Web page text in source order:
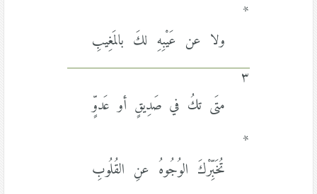
*
ولا عن عَيْبِهِ لكَ بالمَغِيبِ
٣
متَى تكُ في صَدِيقٍ أو عَدوٍّ
*
تُخَبِّرْكَ الوُجُوهُ عنِ القُلُوبِ